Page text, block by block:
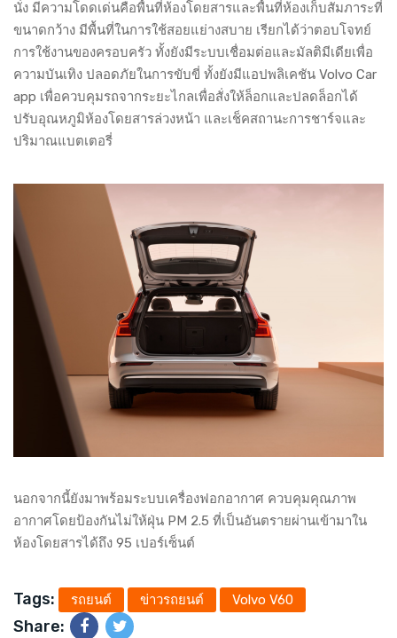
นั่ง มีความโดดเด่นคือพื้นที่ห้องโดยสารและพื้นที่ห้องเก็บสัมภาระที่
ขนาดกว้าง มีพื้นที่ในการใช้สอยแย่างสบาย เรียกได้ว่าตอบโจทย์
การใช้งานของครอบครัว ทั้งยังมีระบบเชื่อมต่อและมัลติมีเดียเพื่อ
ความบันเทิง ปลอดภัยในการขับขี่ ทั้งยังมีแอปพลิเคชัน Volvo Car
app เพื่อควบคุมรถจากระยะไกลเพื่อสั่งให้ล็อกและปลดล็อกได้
ปรับอุณหภูมิห้องโดยสารล่วงหน้า และเช็คสถานะการชาร์จและ
ปริมาณแบตเตอรี่
นอกจากนี้ยังมาพร้อมระบบเครื่องฟอกอากาศ ควบคุมคุณภาพ
อากาศโดยป้องกันไม่ให้ฝุ่น PM 2.5 ที่เป็นอันตรายผ่านเข้ามาใน
ห้องโดยสารได้ถึง 95 เปอร์เซ็นต์
Tags: รถยนต์ ข่าวรถยนต์ Volvo V60
Share: